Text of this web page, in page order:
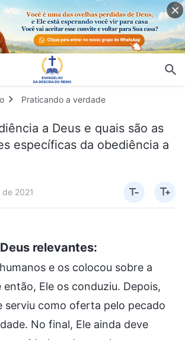
Praticando a verdade
a Deus e quais são as
específicas da obediência a
2021
relevantes:
e os colocou sobre a
Ele os conduziu. Depois,
serviu como oferta pelo pecado
No final, Ele ainda deve